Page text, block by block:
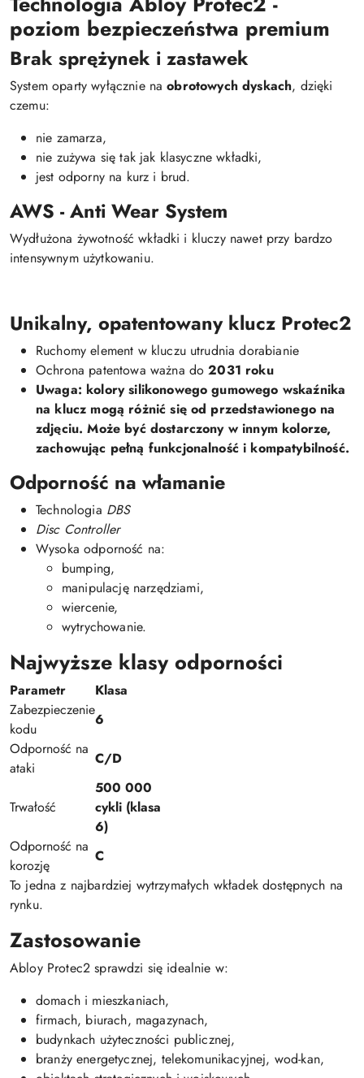
poziom bezpieczeństwa premium
Brak sprężynek i zastawek
System oparty wyłącznie naobrotowych dyskach, dzięki
czemu:
nie zamarza,
nie zużywa się tak jak klasyczne wkładki,
jest odporny na kurz i brud.
AWS - Anti Wear System
Wydłużona żywotność wkładki i kluczy nawet przy bardzo
intensywnym użytkowaniu.
Unikalny, opatentowany klucz Protec2
Ruchomy element w kluczu utrudnia dorabianie
Ochrona patentowa ważna do2031 roku
Uwaga: kolory silikonowego gumowego wskaźnika
na klucz mogą różnić się od przedstawionego na
zdjęciu. Może być dostarczony w innym kolorze,
zachowując pełną funkcjonalność i kompatybilność.
Odporność na włamanie
Technologia DBS
Disc Controller
Wysoka odporność na:
bumping,
manipulację narzędziami,
wiercenie,
wytrychowanie.
Najwyższe klasy odporności
Parametr
Klasa
Zabezpieczenie
kodu
6
Odporność na
ataki
C/D
Trwałość
500 000
cykli (klasa
6)
Odporność na
korozję
C
To jedna z najbardziej wytrzymałych wkładek dostępnych na
rynku.
Zastosowanie
Abloy Protec2 sprawdzi się idealnie w:
domach i mieszkaniach,
firmach, biurach, magazynach,
budynkach użyteczności publicznej,
branży energetycznej, telekomunikacyjnej, wod-kan,